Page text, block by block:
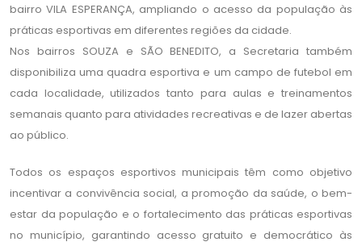
bairro VILA ESPERANÇA, ampliando o acesso da população às
práticas esportivas em diferentes regiões da cidade.
Nos bairros SOUZA e SÃO BENEDITO, a Secretaria também
disponibiliza uma quadra esportiva e um campo de futebol em
cada localidade, utilizados tanto para aulas e treinamentos
semanais quanto para atividades recreativas e de lazer abertas
ao público.
Todos os espaços esportivos municipais têm como objetivo
incentivar a convivência social, a promoção da saúde, o bem-
estar da população e o fortalecimento das práticas esportivas
no município, garantindo acesso gratuito e democrático às